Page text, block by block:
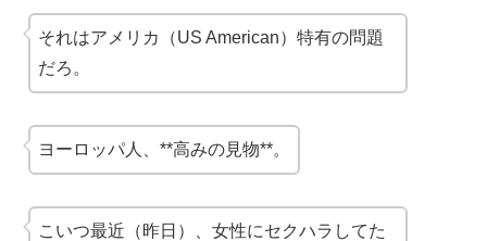
それはアメリカ（US American）特有の問題
だろ。
ヨーロッパ人、**高みの見物**。
こいつ最近（昨日）、女性にセクハラしてた